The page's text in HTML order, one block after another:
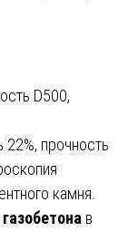
D500,
прочность
камня.
в